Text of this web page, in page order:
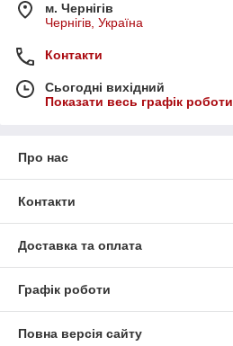
м. Чернігів
Чернігів, Україна
Контакти
Сьогодні вихідний
Показати весь графік роботи
Про нас
Контакти
Доставка та оплата
Графік роботи
Повна версія сайту